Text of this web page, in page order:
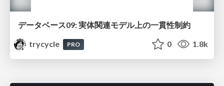
データベース09: 実体関連モデル上の一貫性制約
trycycle
PRO 0 1.8k